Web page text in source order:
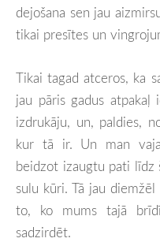
dejošana sen jau
tikai presītes un
Tikai tagad atceros, ka
jau pāris gadus atpakaļ
izdrukāju, un, paldies,
kur tā ir. Un man
beidzot izaugtu pati līdz
sulu kūri. Tā jau
to, ko mums tajā
sadzirdēt.